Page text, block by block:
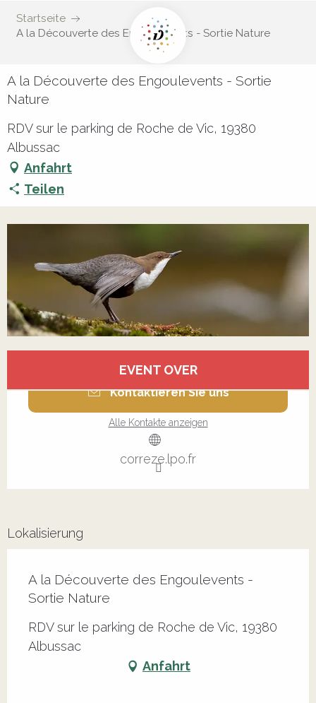
Startseite
A la Découverte des Engoulevents - Sortie Nature
A la Découverte des Engoulevents - Sortie
Nature
RDV sur le parking de Roche de Vic, 19380
Albussac
Anfahrt
Teilen
EVENT OVER
Kontaktieren Sie uns
Alle Kontakte anzeigen
correze.lpo.fr
Lokalisierung
A la Découverte des Engoulevents -
Sortie Nature
RDV sur le parking de Roche de Vic, 19380
Albussac
Anfahrt